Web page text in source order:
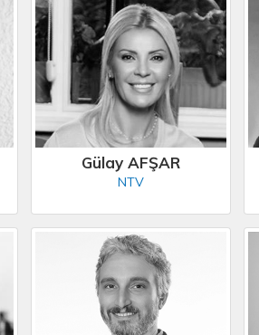
Gülay AFŞAR
NTV